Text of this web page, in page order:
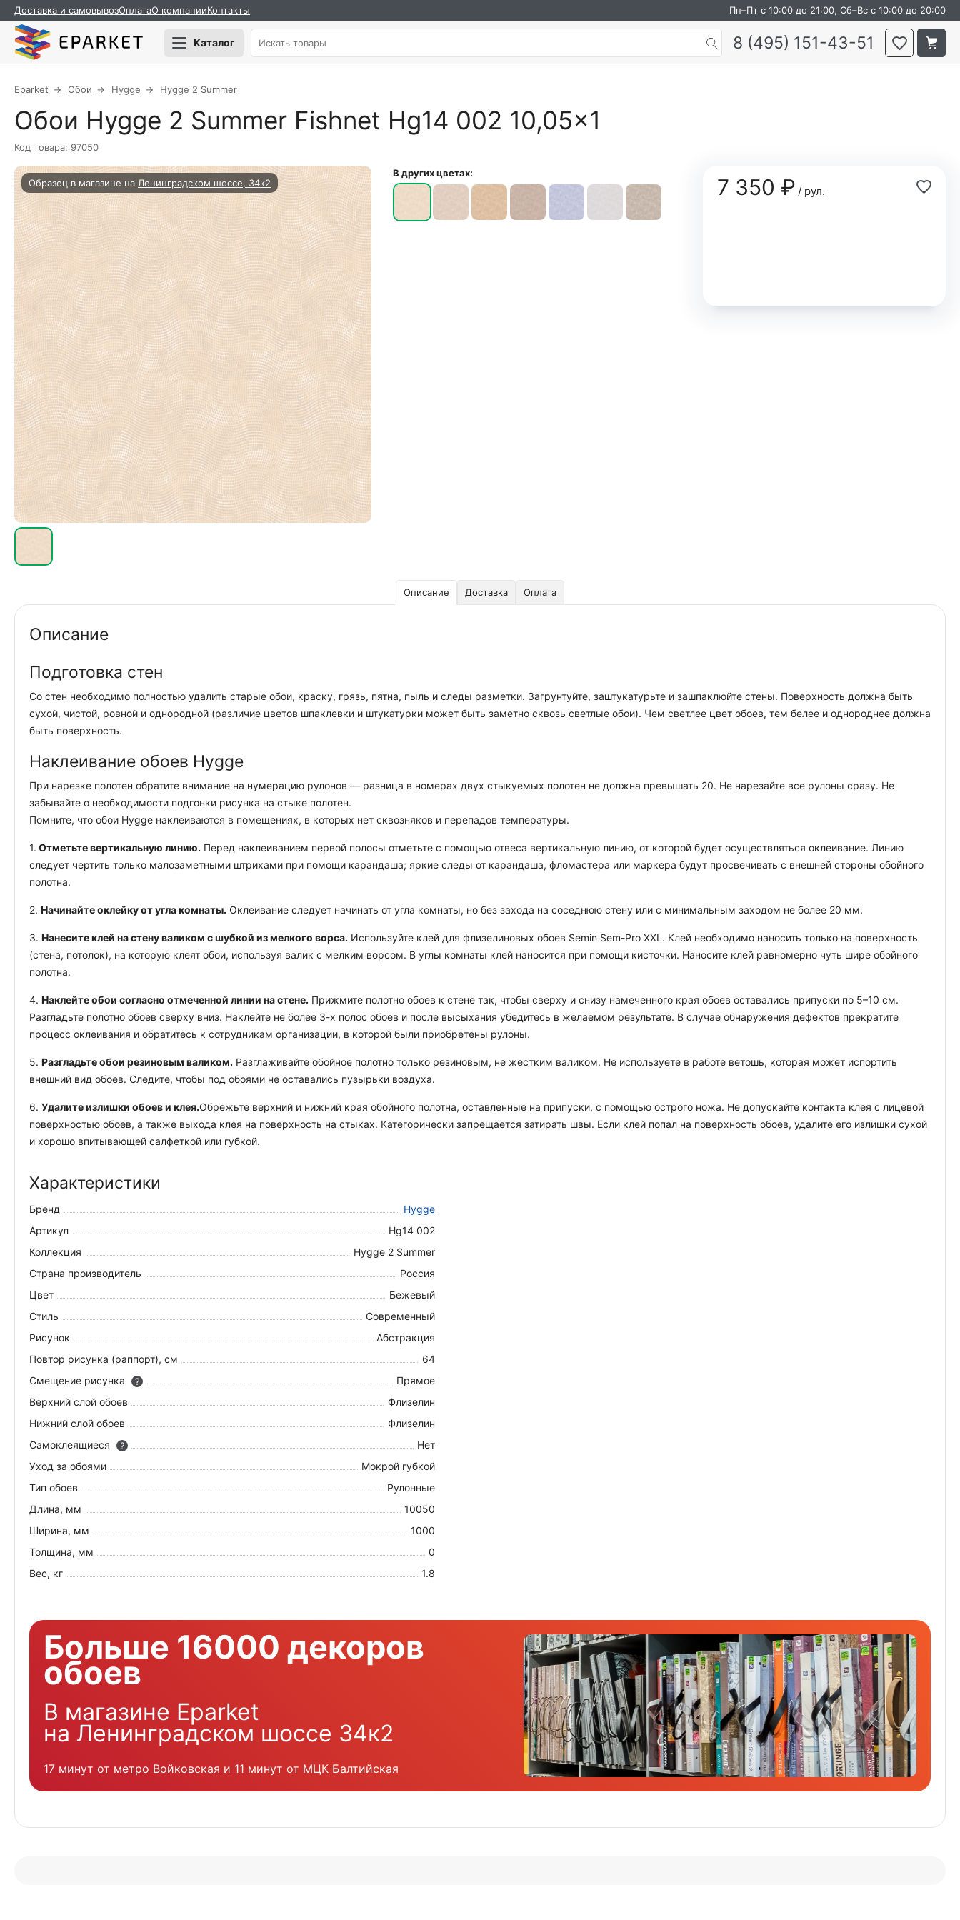
Доставка и самовывозОплатаО компанииКонтакты Пн–Пт с 10:00 до 21:00, Сб–Вс с 10:00 до 20:00
Каталог 8 (495) 151-43-51
Eparket Обои Hygge Hygge 2 Summer
Обои Hygge 2 Summer Fishnet Hg14 002 10,05×1
Код товара: 97050
Образец в магазине на Ленинградском шоссе, 34к2 7 350 ₽/ рул.
В других цветах:
Описание Доставка Оплата
Описание
Подготовка стен
Со стен необходимо полностью удалить старые обои, краску, грязь, пятна, пыль и следы разметки. Загрунтуйте, заштукатурьте и зашпаклюйте стены. Поверхность должна быть
сухой, чистой, ровной и однородной (различие цветов шпаклевки и штукатурки может быть заметно сквозь светлые обои). Чем светлее цвет обоев, тем белее и однороднее должна
быть поверхность.
Наклеивание обоев Hygge
При нарезке полотен обратите внимание на нумерацию рулонов — разница в номерах двух стыкуемых полотен не должна превышать 20. Не нарезайте все рулоны сразу. Не
забывайте о необходимости подгонки рисунка на стыке полотен.
Помните, что обои Hygge наклеиваются в помещениях, в которых нет сквозняков и перепадов температуры.
1. Отметьте вертикальную линию. Перед наклеиванием первой полосы отметьте с помощью отвеса вертикальную линию, от которой будет осуществляться оклеивание. Линию
следует чертить только малозаметными штрихами при помощи карандаша; яркие следы от карандаша, фломастера или маркера будут просвечивать с внешней стороны обойного
полотна.
2. Начинайте оклейку от угла комнаты. Оклеивание следует начинать от угла комнаты, но без захода на соседнюю стену или с минимальным заходом не более 20 мм.
3. Нанесите клей на стену валиком с шубкой из мелкого ворса. Используйте клей для флизелиновых обоев Semin Sem-Pro XXL. Клей необходимо наносить только на поверхность
(стена, потолок), на которую клеят обои, используя валик с мелким ворсом. В углы комнаты клей наносится при помощи кисточки. Наносите клей равномерно чуть шире обойного
полотна.
4. Наклейте обои согласно отмеченной линии на стене. Прижмите полотно обоев к стене так, чтобы сверху и снизу намеченного края обоев оставались припуски по 5–10 см.
Разгладьте полотно обоев сверху вниз. Наклейте не более 3-х полос обоев и после высыхания убедитесь в желаемом результате. В случае обнаружения дефектов прекратите
процесс оклеивания и обратитесь к сотрудникам организации, в которой были приобретены рулоны.
5. Разгладьте обои резиновым валиком. Разглаживайте обойное полотно только резиновым, не жестким валиком. Не используете в работе ветошь, которая может испортить
внешний вид обоев. Следите, чтобы под обоями не оставались пузырьки воздуха.
6. Удалите излишки обоев и клея.Обрежьте верхний и нижний края обойного полотна, оставленные на припуски, с помощью острого ножа. Не допускайте контакта клея с лицевой
поверхностью обоев, а также выхода клея на поверхность на стыках. Категорически запрещается затирать швы. Если клей попал на поверхность обоев, удалите его излишки сухой
и хорошо впитывающей салфеткой или губкой.
Характеристики
Бренд
Hygge
Артикул
Hg14 002
Коллекция
Hygge 2 Summer
Страна производитель
Россия
Цвет
Бежевый
Стиль
Современный
Рисунок
Абстракция
Повтор рисунка (раппорт), см
64
Смещение рисунка
?
Прямое
Верхний слой обоев
Флизелин
Нижний слой обоев
Флизелин
Самоклеящиеся
?
Нет
Уход за обоями
Мокрой губкой
Тип обоев
Рулонные
Длина, мм
10050
Ширина, мм
1000
Толщина, мм
0
Вес, кг
1.8
Больше 16000 декоров
обоев
В магазине Eparket
на Ленинградском шоссе 34к2
17 минут от метро Войковская и 11 минут от МЦК Балтийская